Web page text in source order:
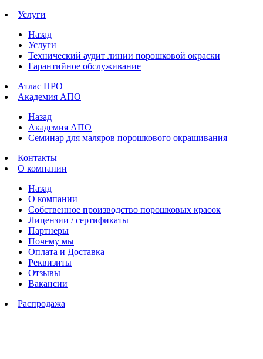
Услуги
Назад
Услуги
Технический аудит линии порошковой окраски
Гарантийное обслуживание
Атлас ПРО
Академия АПО
Назад
Академия АПО
Семинар для маляров порошкового окрашивания
Контакты
О компании
Назад
О компании
Собственное производство порошковых красок
Лицензии / сертификаты
Партнеры
Почему мы
Оплата и Доставка
Реквизиты
Отзывы
Вакансии
Распродажа